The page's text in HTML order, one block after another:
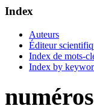
Index
Auteurs
Éditeur
Index de mots-
Index by
numéros